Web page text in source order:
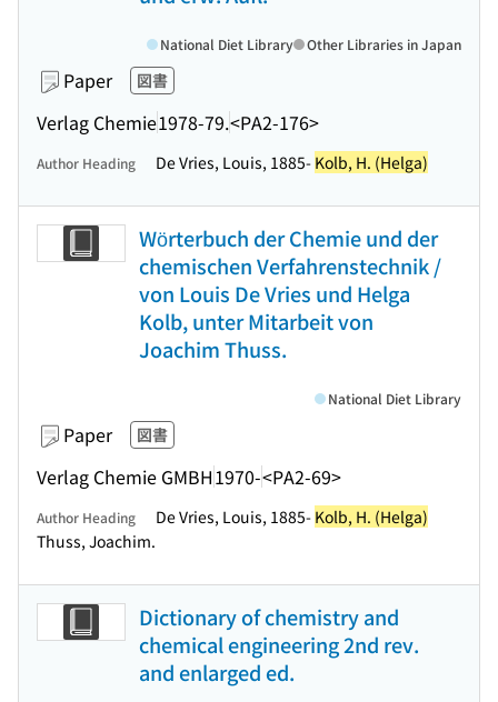
Paper 図書
Verlag Chemie1978-79.<PA2-176>
National Diet Library Other Libraries in Japan
Author Heading De Vries, Louis, 1885- Kolb, H. (Helga)
Wörterbuch der Chemie und der
chemischen Verfahrenstechnik /
von Louis De Vries und Helga
Kolb, unter Mitarbeit von
Joachim Thuss.
Paper 図書
Verlag Chemie GMBH1970-<PA2-69>
National Diet Library
Author Heading De Vries, Louis, 1885- Kolb, H. (Helga)
Thuss, Joachim.
Dictionary of chemistry and
chemical engineering 2nd rev.
and enlarged ed.